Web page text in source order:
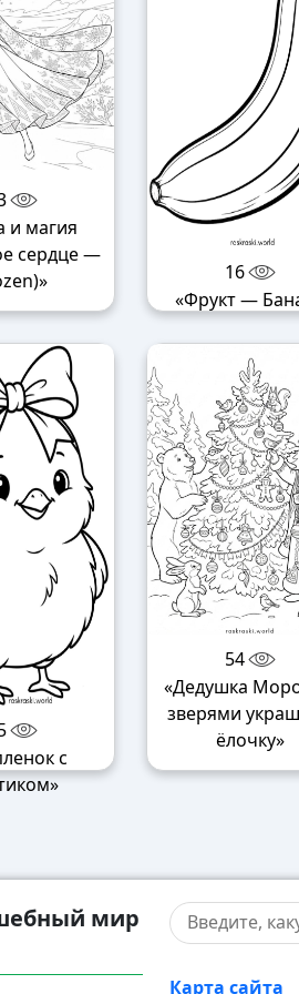
и магия
сердце —
16
«Фрукт —
с
54
«Дедушка
зверями
ёлочку»
мир
Карта сайта